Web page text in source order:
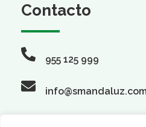
Contacto
955 125 999